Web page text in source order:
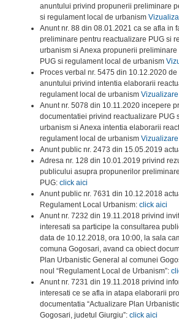
anuntului privind propunerii preliminare
si regulament local de urbanism
Anunt nr. 88 din 08.01.2021 ca se afla in
preliminare pentru reactualizare PUG si
urbanism si Anexa propunerii
PUG si regulament local de urbanism
Proces verbal nr. 5475 din 10.12.2020
anuntului privind intentia elaborarii
regulament local de urbanism Vizualizare
Anunt nr. 5078 din 10.11.2020 incepere
documentatiei privind reactualizare PUG
urbanism si Anexa intentia elaborarii
regulament local de urbanism Vizualizare
Anunt public nr. 2473 din 15.05.2019
Adresa nr. 128 din 10.01.2019 privind
publicului asupra propunerilor
PUG: click aici
Anunt public nr. 7631 din 10.12.2018
Regulament Local Urbanism: click aici
Anunt nr. 7232 din 19.11.2018 privind
interesati sa participe la consultarea
data de 10.12.2018, ora 10:00, la sala
comuna Gogosari, avand ca obiect
Plan Urbanistic General al comunei
noul “Regulament Local de Urbanism”:
Anunt nr. 7231 din 19.11.2018 privind
interesati ce se afla in atapa elaborarii
documentatia “Actualizare Plan
Gogosari, judetul Giurgiu”: click aici